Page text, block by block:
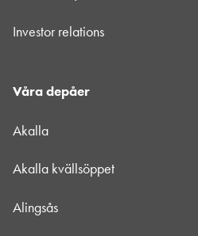
Investor relations
Våra depåer
Akalla
Akalla kvällsöppet
Alingsås